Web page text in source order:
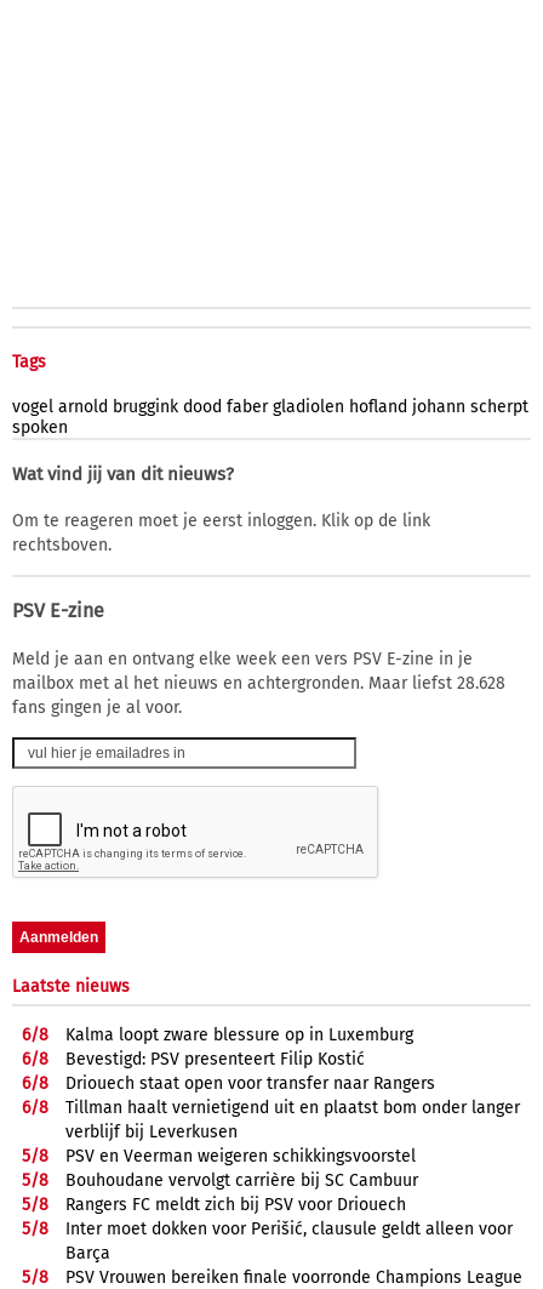
Tags
vogel arnold bruggink dood faber gladiolen hofland johann scherpt
spoken
Wat vind jij van dit nieuws?
Om te reageren moet je eerst inloggen. Klik op de link
rechtsboven.
PSV E-zine
Meld je aan en ontvang elke week een vers PSV E-zine in je
mailbox met al het nieuws en achtergronden. Maar liefst 28.628
fans gingen je al voor.
Laatste nieuws
6/8
Kalma loopt zware blessure op in Luxemburg
6/8
Bevestigd: PSV presenteert Filip Kostić
6/8
Driouech staat open voor transfer naar Rangers
6/8
Tillman haalt vernietigend uit en plaatst bom onder langer
verblijf bij Leverkusen
5/8
PSV en Veerman weigeren schikkingsvoorstel
5/8
Bouhoudane vervolgt carrière bij SC Cambuur
5/8
Rangers FC meldt zich bij PSV voor Driouech
5/8
Inter moet dokken voor Perišić, clausule geldt alleen voor
Barça
5/8
PSV Vrouwen bereiken finale voorronde Champions League